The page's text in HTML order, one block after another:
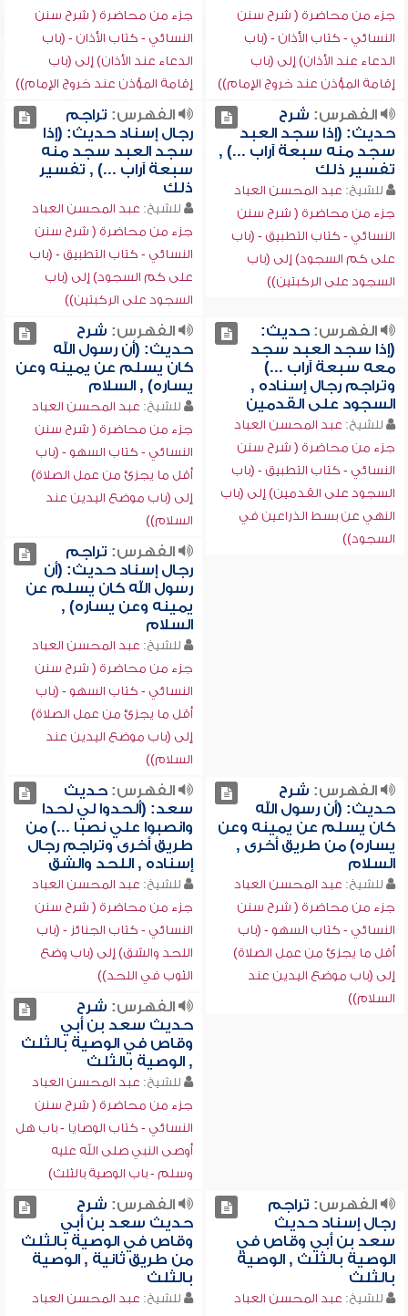
جزء من محاضرة ( شرح سنن
النسائي - كتاب الأذان - (باب
الدعاء عند الأذان) إلى (باب
إقامة المؤذن عند خروج الإمام))
جزء من محاضرة ( شرح سنن
النسائي - كتاب الأذان - (باب
الدعاء عند الأذان) إلى (باب
إقامة المؤذن عند خروج الإمام))
الفهرس: شرح
حديث: (إذا سجد العبد
سجد منه سبعة آراب ...) ,
تفسير ذلك
للشيخ: عبد المحسن العباد
جزء من محاضرة ( شرح سنن
النسائي - كتاب التطبيق - (باب
على كم السجود) إلى (باب
السجود على الركبتين))
الفهرس: تراجم
رجال إسناد حديث: (إذا
سجد العبد سجد منه
سبعة آراب ...) , تفسير
ذلك
للشيخ: عبد المحسن العباد
جزء من محاضرة ( شرح سنن
النسائي - كتاب التطبيق - (باب
على كم السجود) إلى (باب
السجود على الركبتين))
الفهرس:حديث:
(إذا سجد العبد سجد
معه سبعة آراب ...)
وتراجم رجال إسناده ,
السجود على القدمين
للشيخ: عبد المحسن العباد
جزء من محاضرة ( شرح سنن
النسائي - كتاب التطبيق - (باب
السجود على القدمين) إلى (باب
النهي عن بسط الذراعين في
السجود))
الفهرس: شرح
حديث: (أن رسول الله
كان يسلم عن يمينه وعن
يساره) , السلام
للشيخ: عبد المحسن العباد
جزء من محاضرة ( شرح سنن
النسائي - كتاب السهو - (باب
أقل ما يجزئ من عمل الصلاة)
إلى (باب موضع اليدين عند
السلام))
الفهرس: تراجم
رجال إسناد حديث: (أن
رسول الله كان يسلم عن
يمينه وعن يساره) ,
السلام
للشيخ: عبد المحسن العباد
جزء من محاضرة ( شرح سنن
النسائي - كتاب السهو - (باب
أقل ما يجزئ من عمل الصلاة)
إلى (باب موضع اليدين عند
السلام))
الفهرس: شرح
حديث: (أن رسول الله
كان يسلم عن يمينه وعن
يساره) من طريق أخرى ,
السلام
للشيخ: عبد المحسن العباد
جزء من محاضرة ( شرح سنن
النسائي - كتاب السهو - (باب
أقل ما يجزئ من عمل الصلاة)
إلى (باب موضع اليدين عند
السلام))
الفهرس:حديث
سعد: (ألحدوا لي لحدا
وانصبوا علي نصبا ...) من
طريق أخرى وتراجم رجال
إسناده , اللحد والشق
للشيخ: عبد المحسن العباد
جزء من محاضرة ( شرح سنن
النسائي - كتاب الجنائز - (باب
اللحد والشق) إلى (باب وضع
الثوب في اللحد))
الفهرس: شرح
حديث سعد بن أبي
وقاص في الوصية بالثلث
, الوصية بالثلث
للشيخ: عبد المحسن العباد
جزء من محاضرة ( شرح سنن
النسائي - كتاب الوصايا - باب هل
أوصى النبي صلى الله عليه
وسلم - باب الوصية بالثلث)
الفهرس: تراجم
رجال إسناد حديث
سعد بن أبي وقاص في
الوصية بالثلث , الوصية
بالثلث
للشيخ: عبد المحسن العباد
الفهرس: شرح
حديث سعد بن أبي
وقاص في الوصية بالثلث
من طريق ثانية , الوصية
بالثلث
للشيخ: عبد المحسن العباد